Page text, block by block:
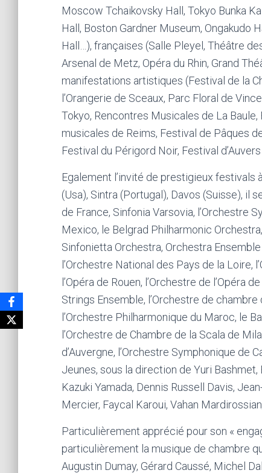
Moscow Tchaikovsky Hall, Tokyo Bunka
Hall, Boston Gardner Museum, Ongakudo
Hall…), françaises (Salle Pleyel, Théâtre
Arsenal de Metz, Opéra du Rhin, Grand
manifestations artistiques (Festival de la
l’Orangerie de Sceaux, Parc Floral de
Tokyo, Rencontres Musicales de La
musicales de Reims, Festival de Pâques
Festival du Périgord Noir, Festival
Egalement l’invité de prestigieux festivals
(Usa), Sintra (Portugal), Davos (Suisse), il
de France, Sinfonia Varsovia, l’Orchestre
Mexico, le Belgrad Philharmonic
Sinfonietta Orchestra, Orchestra
l’Orchestre National des Pays de la Loire,
l’Opéra de Rouen, l’Orchestre de l’Opéra
Strings Ensemble, l’Orchestre de
l’Orchestre Philharmonique du Maroc, le
l’Orchestre de Chambre de la Scala de
d’Auvergne, l’Orchestre Symphonique de
Jeunes, sous la direction de Yuri
Kazuki Yamada, Dennis Russell Davis,
Mercier, Faycal Karoui, Vahan
Particulièrement apprécié pour son «
particulièrement la musique de chambre
Augustin Dumay, Gérard Caussé, Michel